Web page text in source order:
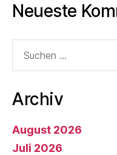
Neueste
nach:
Archiv
August 2026
Juli 2026